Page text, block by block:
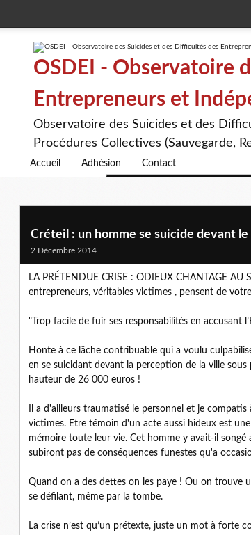
OSDEI - Observatoire
Entrepreneurs et
Observatoire des Suicides et des
Procédures Collectives (Sauvegarde,
Accueil Adhésion Contact
Créteil : un homme se suicide devant
2 Décembre 2014
LA PRÉTENDUE CRISE : ODIEUX CHANTAGE AU
entrepreneurs, véritables victimes , pensent de
"Trop facile de fuir ses responsabilités en accusant
Honte à ce lâche contribuable qui a voulu
en se suicidant devant la perception de la ville sous
hauteur de 26 000 euros !
Il a d'ailleurs traumatisé le personnel et je
victimes. Etre témoin d'un acte aussi hideux est
mémoire toute leur vie. Cet homme y avait-il songé
subiront pas de conséquences funestes qu'a
Quand on a des dettes on les paye ! Ou on trouve
se défilant, même par la tombe.
La crise n’est qu’un prétexte, juste un mot à forte